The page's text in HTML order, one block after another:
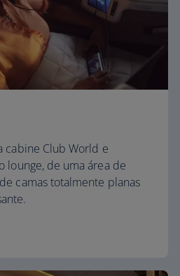
cabine Club World e
lounge, de uma área de
camas totalmente planas